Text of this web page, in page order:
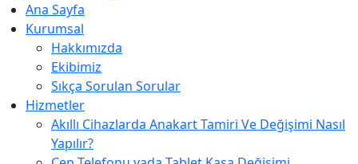
Ana Sayfa
Kurumsal
Hakkımızda
Ekibimiz
Sıkça Sorulan Sorular
Hizmetler
Akıllı Cihazlarda Anakart Tamiri Ve Değişimi Nasıl
Yapılır?